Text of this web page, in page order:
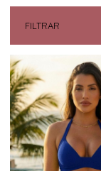
FILTRAR